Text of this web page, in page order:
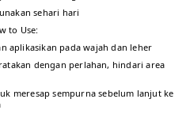
sehari hari
to Use:
aplikasikan pada wajah dan leher
dengan perlahan, hindari area
meresap sempurna sebelum lanjut ke